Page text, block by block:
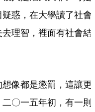
惑，在大學讀了社會
理智，裡面有社會結
像都是懲罰，這讓更
〇一五年初，有一則